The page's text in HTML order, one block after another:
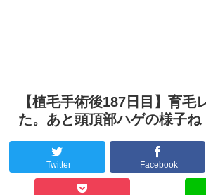
【植毛手術後187日目】育毛
た。あと頭頂部ハゲの様子ね
Twitter Facebook